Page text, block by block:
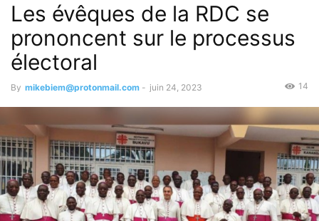
Les évêques de la RDC se
prononcent sur le processus
électoral
By mikebiem@protonmail.com - juin 24, 2023 14